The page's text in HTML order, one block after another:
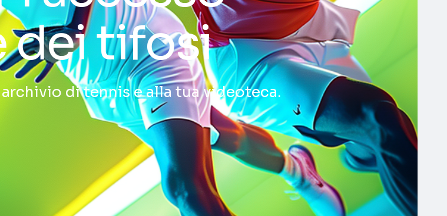
dei tifosi
di tennis e alla tua videoteca.